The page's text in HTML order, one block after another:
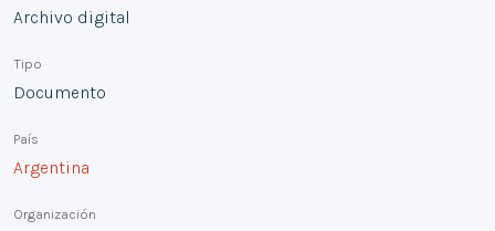
Archivo digital
Tipo
Documento
País
Argentina
Organización